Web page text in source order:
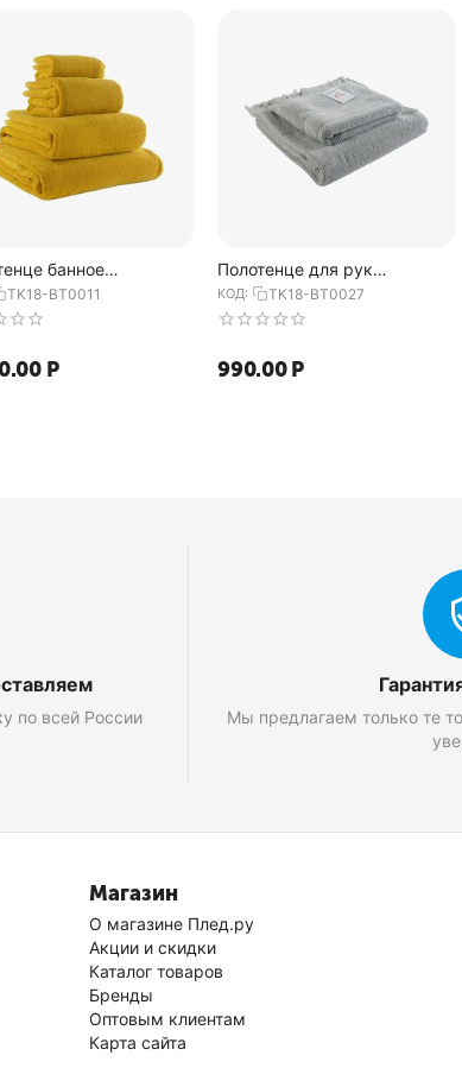
банное
цвета из
Essential, 70х140
TK18-BT0011
Р
Полотенце для рук
декоративное с бахромой
серого цвета Essential,
50х90 см, Tkano
КОД: TK18-BT0027
990.00 Р
по всей России
Мы предлагаем только те
Магазин
О магазине Плед.ру
Акции и скидки
Каталог товаров
Бренды
Оптовым клиентам
Карта сайта